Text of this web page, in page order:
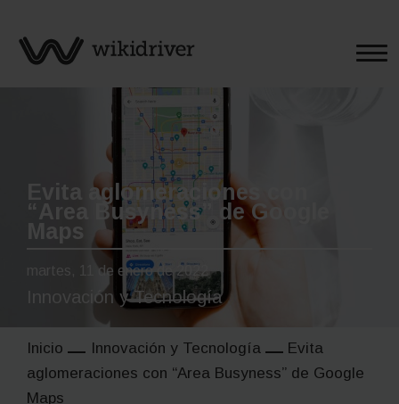
Evita aglomeraciones con
“Area Busyness” de Google
Maps
martes, 11 de enero de 2022
Innovación y Tecnología
Inicio Innovación y Tecnología
Evita
aglomeraciones con “Area Busyness” de Google
Maps